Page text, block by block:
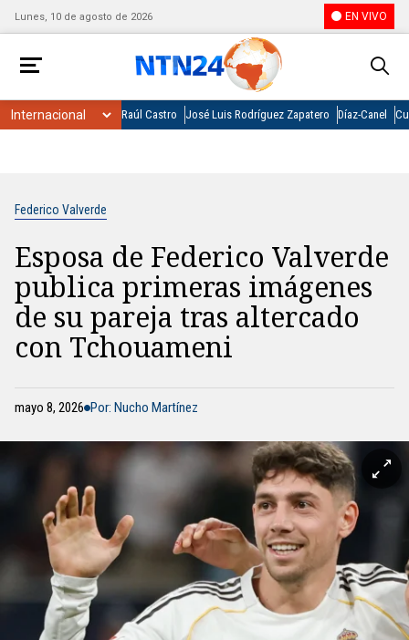
Lunes, 10 de agosto de 2026 EN VIVO
Raúl Castro José Luis Rodríguez Zapatero Díaz-Canel
Federico Valverde
Esposa de Federico Valverde
publica primeras imágenes
de su pareja tras altercado
con Tchouameni
mayo 8, 2026 Por: Nucho Martínez